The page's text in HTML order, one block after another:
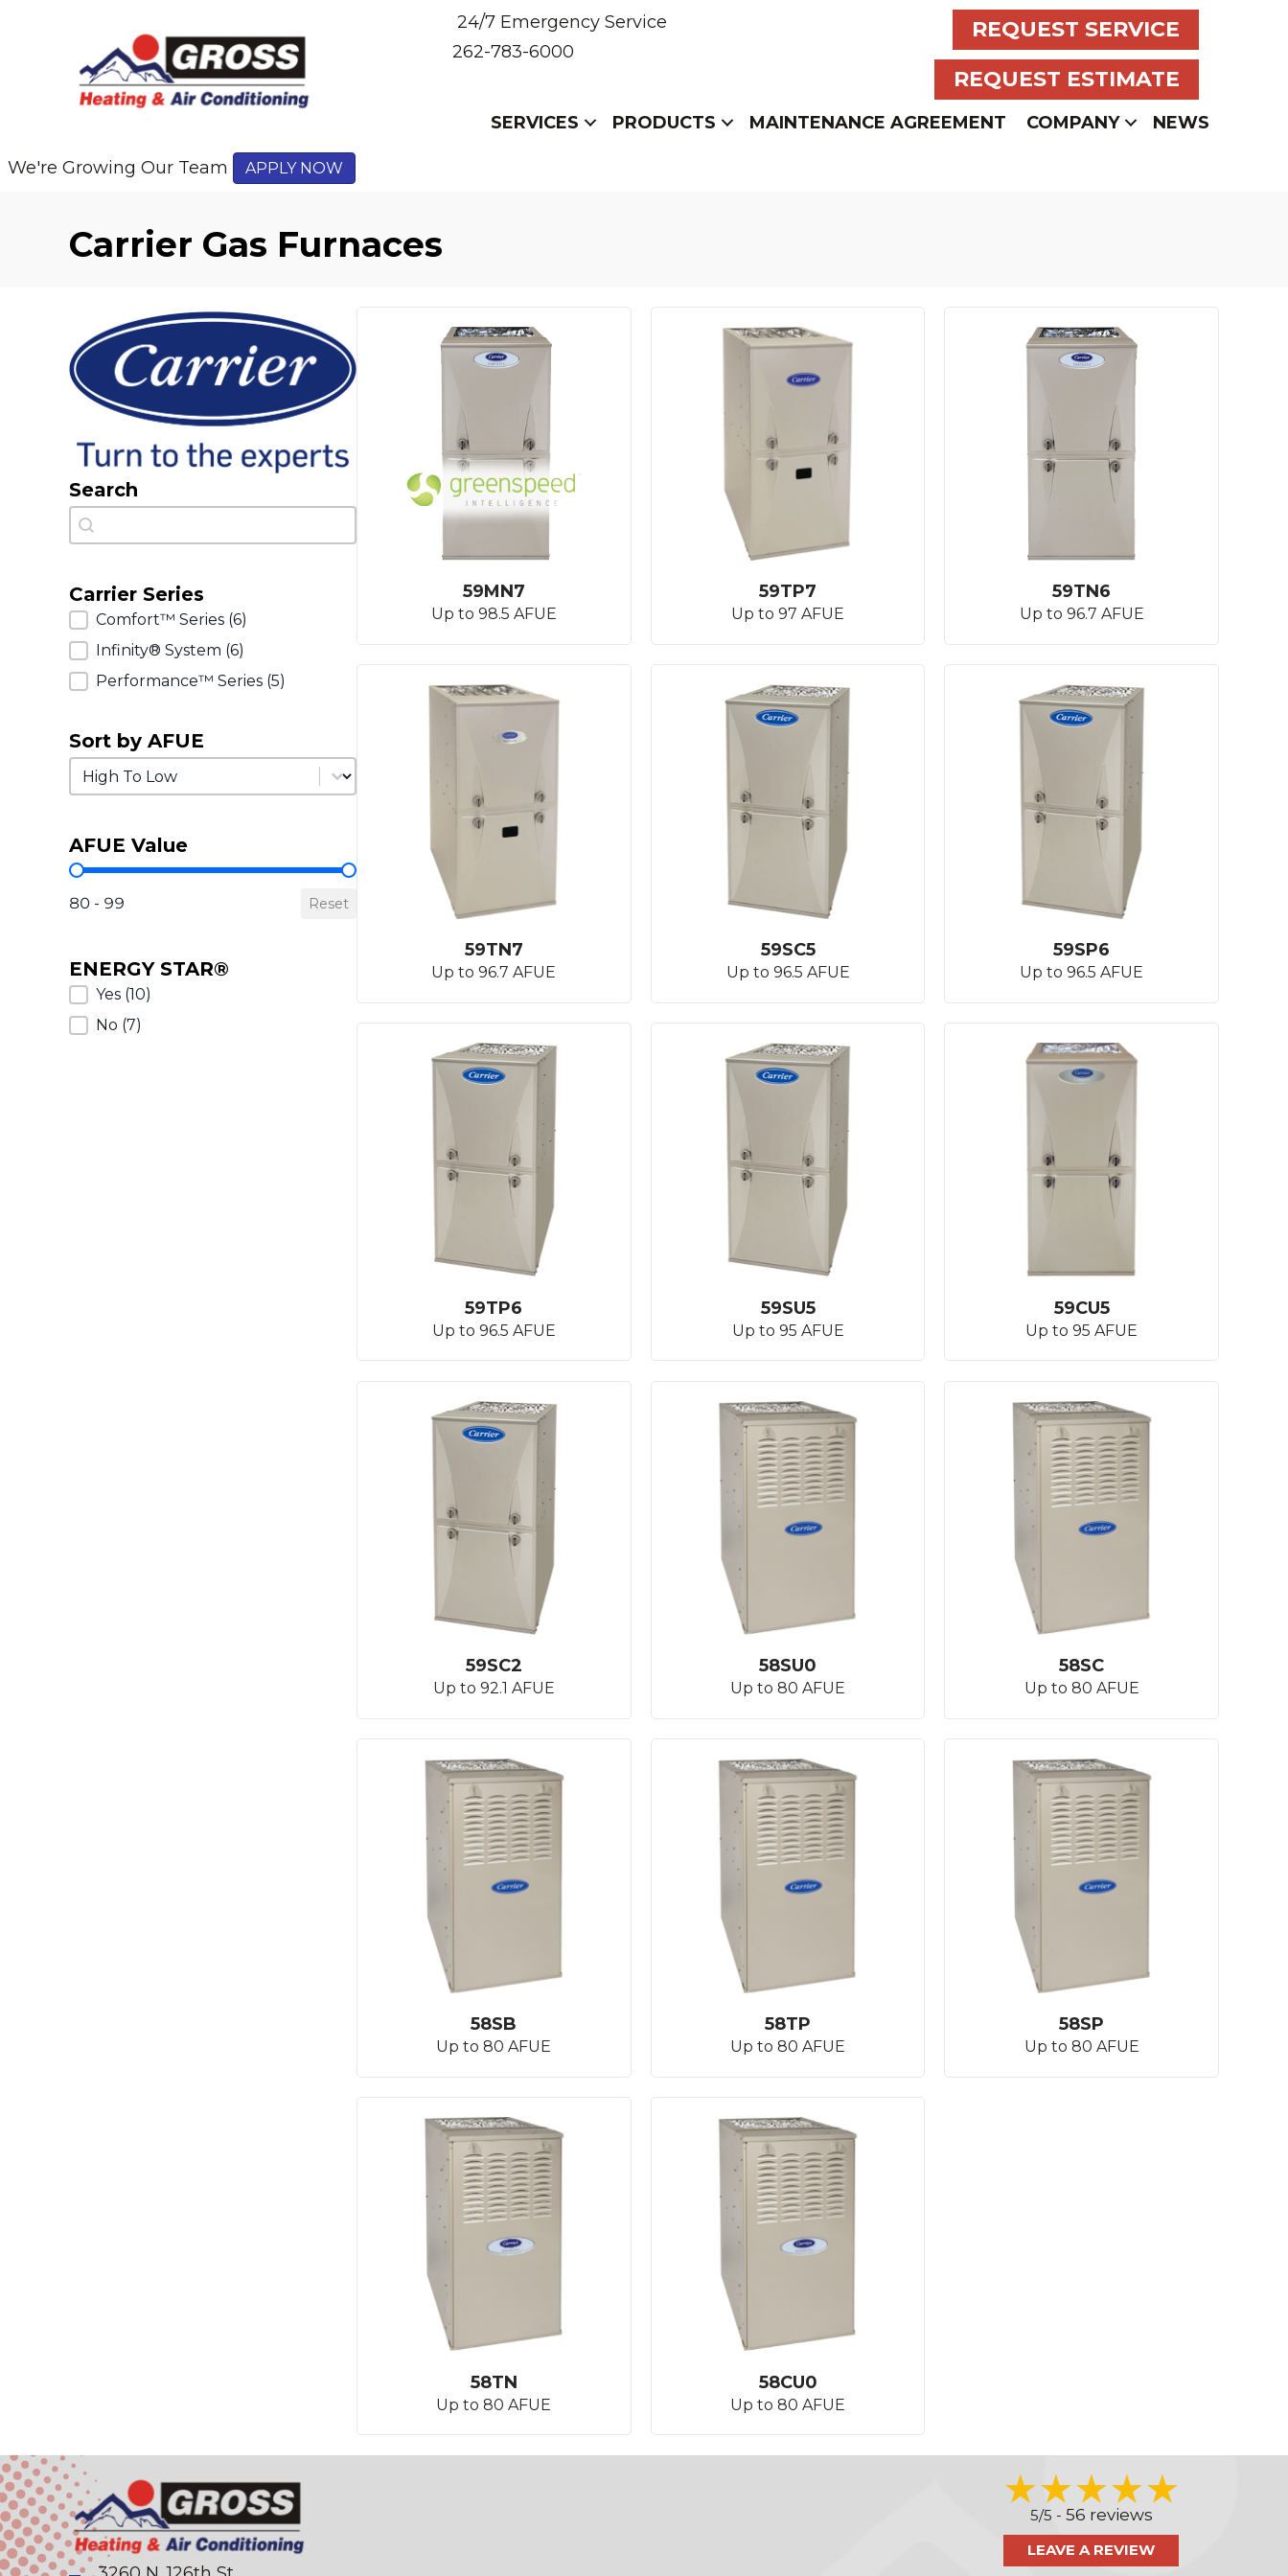
navigation
24/7 Emergency Service
262-783-6000
REQUEST SERVICE
REQUEST ESTIMATE
SERVICES PRODUCTS MAINTENANCE AGREEMENT COMPANY NEWS
We're Growing Our Team APPLY NOW
Carrier Gas Furnaces
Search
Search
Search
Carrier Series
Carrier Series
Comfort™ Series (6)
Infinity® System (6)
Performance™ Series (5)
Sort by AFUE
Sort by AFUE
Sort by AFUE
AFUE Value
AFUE Value
80 - 99 Reset
ENERGY STAR®
ENERGY STAR®
Yes (10)
No (7)
59MN7
Up to 98.5 AFUE
59TP7
Up to 97 AFUE
59TN6
Up to 96.7 AFUE
59TN7
Up to 96.7 AFUE
59SC5
Up to 96.5 AFUE
59SP6
Up to 96.5 AFUE
59TP6
Up to 96.5 AFUE
59SU5
Up to 95 AFUE
59CU5
Up to 95 AFUE
59SC2
Up to 92.1 AFUE
58SU0
Up to 80 AFUE
58SC
Up to 80 AFUE
58SB
Up to 80 AFUE
58TP
Up to 80 AFUE
58SP
Up to 80 AFUE
58TN
Up to 80 AFUE
58CU0
Up to 80 AFUE
5/5 - 56 reviews
LEAVE A REVIEW